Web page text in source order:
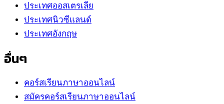
ประเทศออสเตรเลีย
ประเทศนิวซีแลนด์
ประเทศอังกฤษ
อื่นๆ
คอร์สเรียนภาษาออนไลน์
สมัครคอร์สเรียนภาษาออนไลน์